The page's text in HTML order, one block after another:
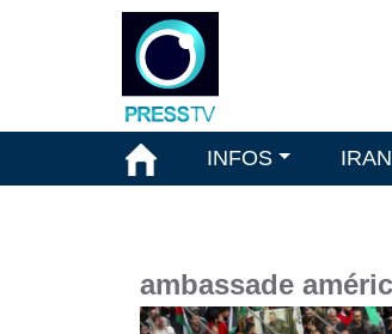
INFOS IRAN
ambassade